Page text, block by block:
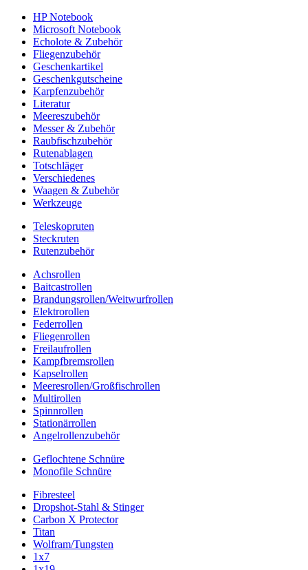
HP Notebook
Microsoft Notebook
Echolote & Zubehör
Fliegenzubehör
Geschenkartikel
Geschenkgutscheine
Karpfenzubehör
Literatur
Meereszubehör
Messer & Zubehör
Raubfischzubehör
Rutenablagen
Totschläger
Verschiedenes
Waagen & Zubehör
Werkzeuge
Teleskopruten
Steckruten
Rutenzubehör
Achsrollen
Baitcastrollen
Brandungsrollen/Weitwurfrollen
Elektrorollen
Federrollen
Fliegenrollen
Freilaufrollen
Kampfbremsrollen
Kapselrollen
Meeresrollen/Großfischrollen
Multirollen
Spinnrollen
Stationärrollen
Angelrollenzubehör
Geflochtene Schnüre
Monofile Schnüre
Fibresteel
Dropshot-Stahl & Stinger
Carbon X Protector
Titan
Wolfram/Tungsten
1x7